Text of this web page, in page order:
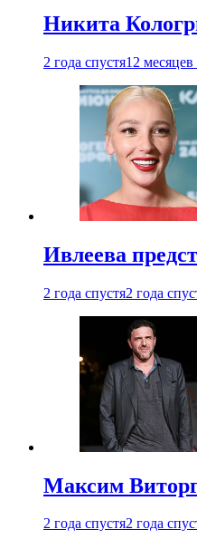
Никита
2 года спустя12 месяцев
Ивлеева
2 года спустя2 года
Максим
2 года спустя2 года